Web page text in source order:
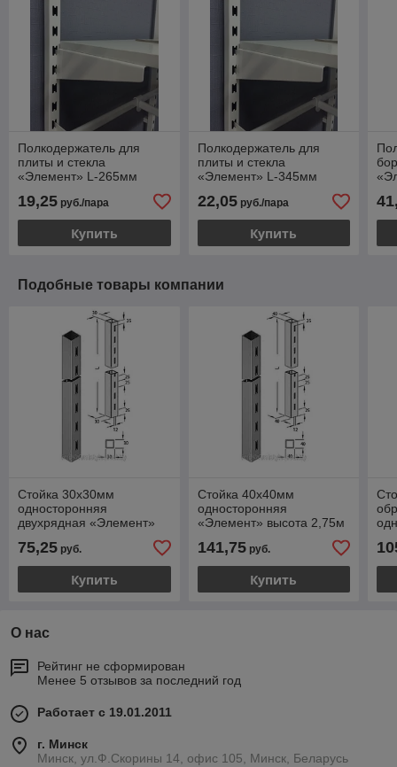
Полкодержатель для
плиты и стекла
«Элемент» L-265мм
19,25 руб./пара
Купить
Полкодержатель для
плиты и стекла
«Элемент» L-345мм
22,05руб./пара
Купить
Подобные товары компании
Стойка 30х30мм
односторонняя
двухрядная «Элемент»
75,25 руб.
Купить
Стойка 40х40мм
односторонняя
«Элемент» высота 2,75м
141,75руб.
Купить
О нас
Рейтинг не сформирован
Менее 5 отзывов за последний год
Работает с 19.01.2011
г. Минск
Минск, ул.Ф.Скорины 14, офис 105, Минск, Беларусь